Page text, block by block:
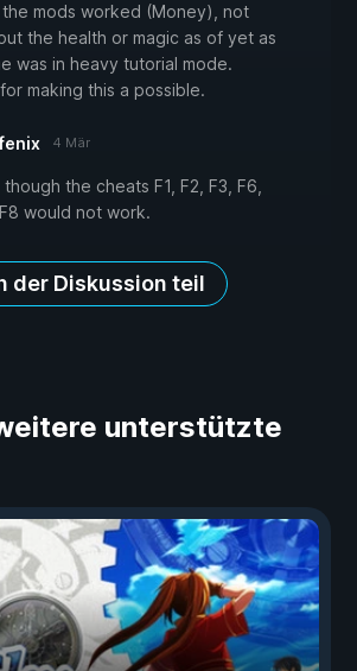
mods worked (Money), not
the health or magic as of yet as
was in heavy tutorial mode.
making this a possible.
4 Mär
though the cheats F1, F2, F3, F6,
would not work.
der Diskussion teil
unterstützte